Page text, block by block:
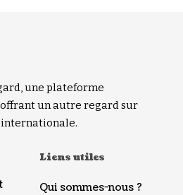
une plateforme
un autre regard sur
Liens utiles
Qui sommes-nous ?